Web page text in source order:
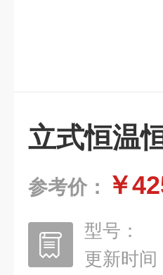
立式恒温
参考价： ￥
型号：
更新时间